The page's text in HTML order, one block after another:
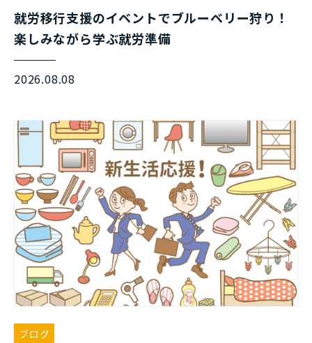
就労移行支援のイベントでブルーベリー狩り！
楽しみながら学ぶ就労準備
2026.08.08
ブログ